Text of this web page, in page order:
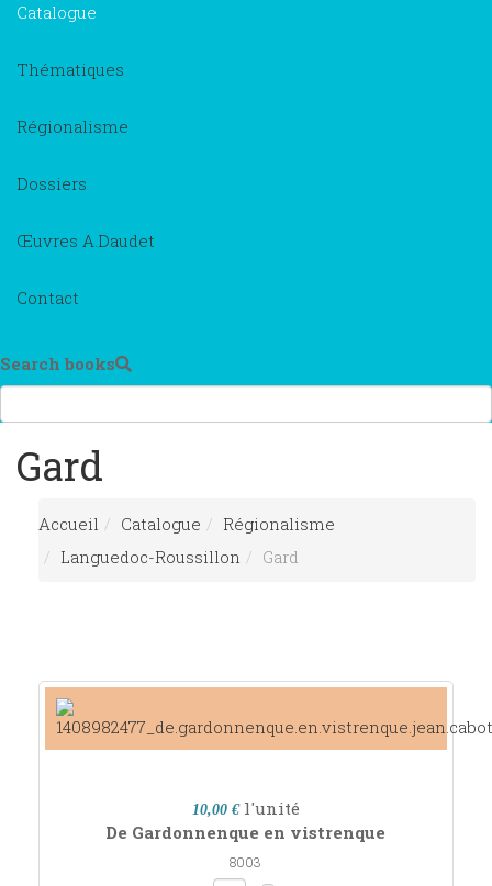
Catalogue
Thématiques
Régionalisme
Dossiers
Œuvres A.Daudet
Contact
Search books
Gard
Accueil Catalogue
Régionalisme
Languedoc-Roussillon
Gard
10,00 € l'unité
De Gardonnenque en vistrenque
8003